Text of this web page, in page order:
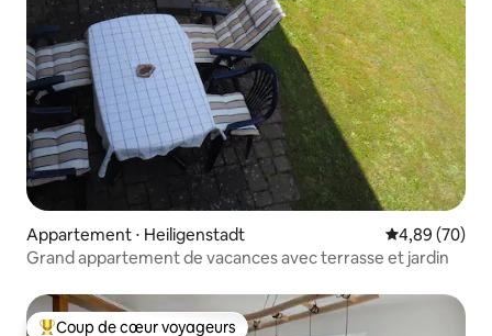
Appartement ⋅ Heiligenstadt Évaluation
4,89 (70)
Grand appartement de vacances avec terrasse et jardin
Coup de cœur voyageurs